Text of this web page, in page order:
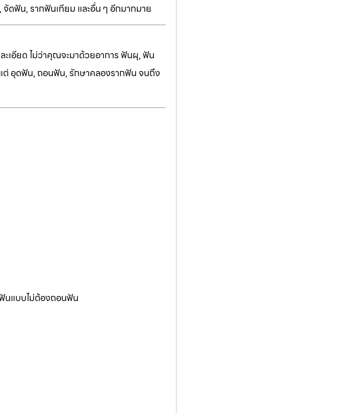
ดฟัน, รากฟันเทียม และอื่น ๆ อีกมากมาย
ะเอียด ไม่ว่าคุณจะมาด้วยอาการ ฟันผุ, ฟัน
ต่ อุดฟัน, ถอนฟัน, รักษาคลองรากฟัน จนถึง
นแบบไม่ต้องถอนฟัน